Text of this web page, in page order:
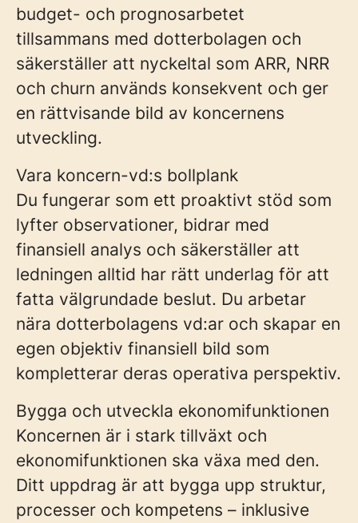
budget- och prognosarbetet
tillsammans med dotterbolagen och
säkerställer att nyckeltal som ARR, NRR
och churn används konsekvent och ger
en rättvisande bild av koncernens
utveckling.
Vara koncern-vd:s bollplank
Du fungerar som ett proaktivt stöd som
lyfter observationer, bidrar med
finansiell analys och säkerställer att
ledningen alltid har rätt underlag för att
fatta välgrundade beslut. Du arbetar
nära dotterbolagens vd:ar och skapar en
egen objektiv finansiell bild som
kompletterar deras operativa perspektiv.
Bygga och utveckla ekonomifunktionen
Koncernen är i stark tillväxt och
ekonomifunktionen ska växa med den.
Ditt uppdrag är att bygga upp struktur,
processer och kompetens – inklusive